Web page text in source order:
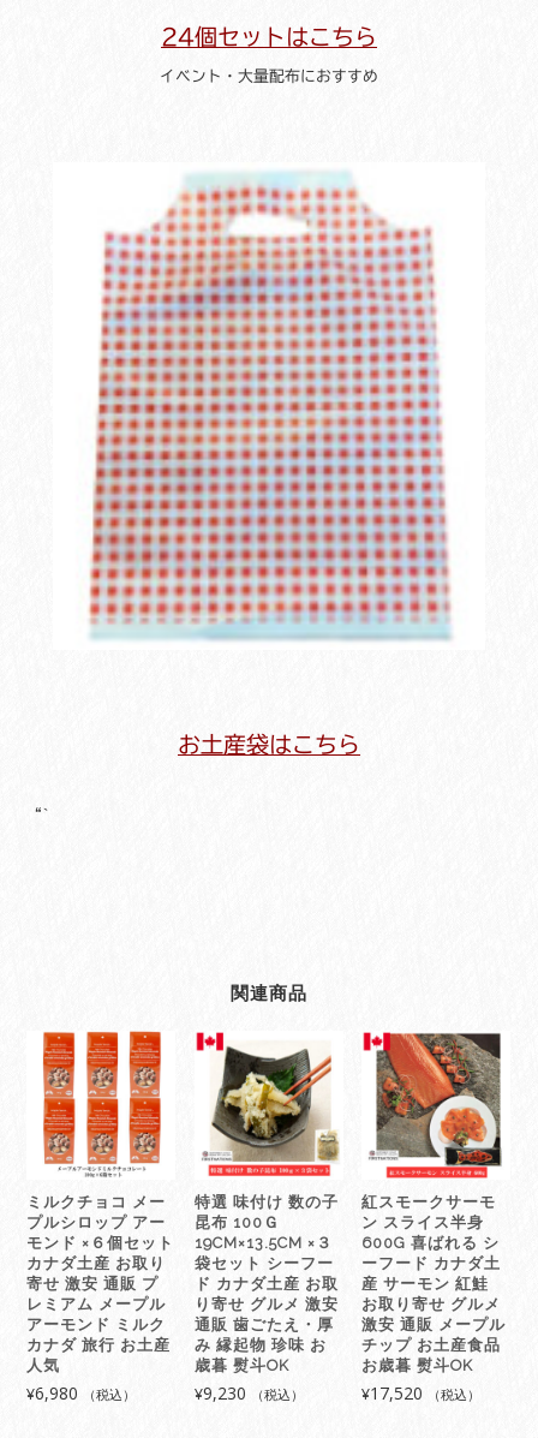
24個セットはこちら
イベント・大量配布におすすめ
お土産袋はこちら
“`
関連商品
ミルクチョコ メー
プルシロップ アー
モンド ×６個セット
カナダ土産 お取り
寄せ 激安 通販 プ
レミアム メープル
アーモンド ミルク
カナダ 旅行 お土産
人気
¥6,980 （税込）
特選 味付け 数の子
昆布 100Ｇ
19CM×13.5CM ×３
袋セット シーフー
ド カナダ土産 お取
り寄せ グルメ 激安
通販 歯ごたえ・厚
み 縁起物 珍味 お
歳暮 熨斗OK
¥9,230 （税込）
紅スモークサーモ
ン スライス半身
600G 喜ばれる シ
ーフード カナダ土
産 サーモン 紅鮭
お取り寄せ グルメ
激安 通販 メープル
チップ お土産食品
お歳暮 熨斗OK
¥17,520 （税込）